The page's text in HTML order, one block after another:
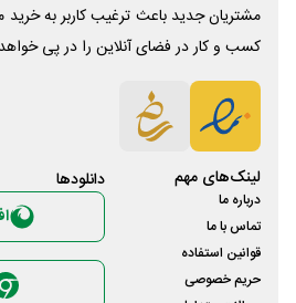
مشتریان جدید باعث ترغیب کاربر به
کسب و کار در فضای آنلاین را در پی
لینک‌های مهم
درباره ما
تماس با ما
قوانین استفاده
حریم خصوصی
دانلود‌ها